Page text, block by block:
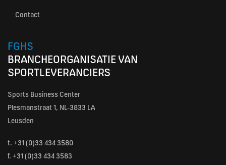
Contact
FGHS
BRANCHEORGANISATIE VAN
SPORTLEVERANCIERS
Sports Business Center
Plesmanstraat 1, NL-3833 LA
Leusden
t. +31 (0)33 434 3580
f. +31 (0)33 434 3583